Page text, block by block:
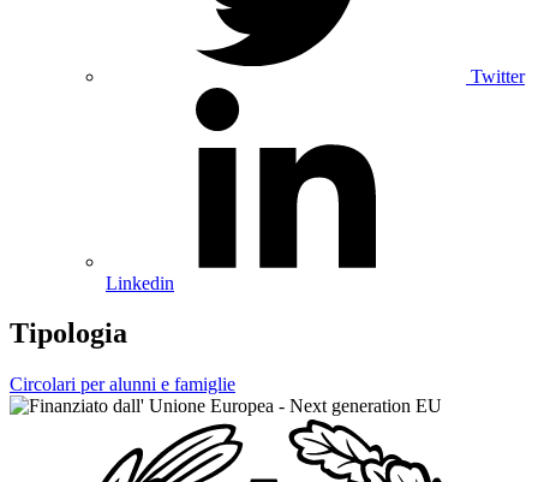
Twitter
Linkedin
Tipologia
Circolari per alunni e famiglie